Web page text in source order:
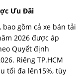
Ưu Đãi
gồm cả xe bán tải
2026 được áp
Quyết định
Riêng TP.HCM
tối đa lên15%, tùy